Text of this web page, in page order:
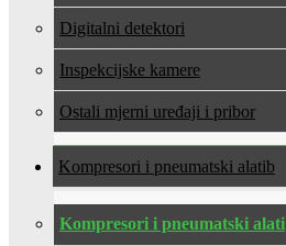
Digitalni detektori
Inspekcijske kamere
Ostali mjerni uređaji i pribor
Kompresori i pneumatski alati
Kompresori i pneumatski alati